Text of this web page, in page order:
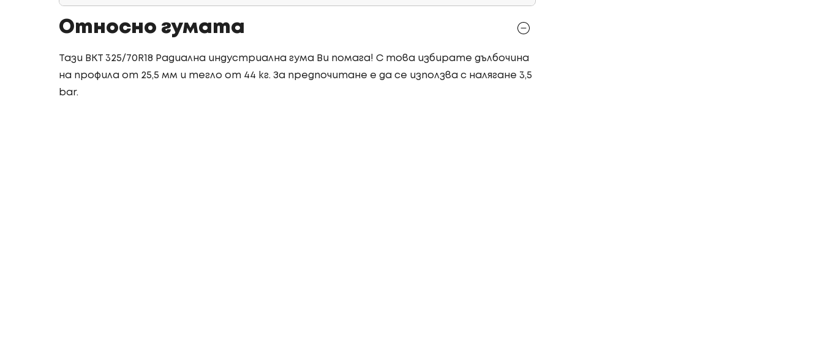
Относно гумата
Тази BKT 325/70R18 Радиална индустриална гума Ви помага! С това избирате дълбочина
на профила от 25,5 мм и тегло от 44 кг. За предпочитане е да се използва с налягане 3,5
bar.